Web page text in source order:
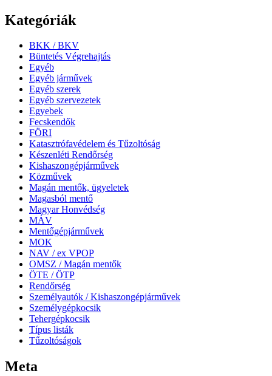
Kategóriák
BKK / BKV
Büntetés Végrehajtás
Egyéb
Egyéb járművek
Egyéb szerek
Egyéb szervezetek
Egyebek
Fecskendők
FÖRI
Katasztrófavédelem és Tűzoltóság
Készenléti Rendőrség
Kishaszongépjárművek
Közművek
Magán mentők, ügyeletek
Magasból mentő
Magyar Honvédség
MÁV
Mentőgépjárművek
MOK
NAV / ex VPOP
OMSZ / Magán mentők
ÖTE / ÖTP
Rendőrség
Személyautók / Kishaszongépjárművek
Személygépkocsik
Tehergépkocsik
Típus listák
Tűzoltóságok
Meta